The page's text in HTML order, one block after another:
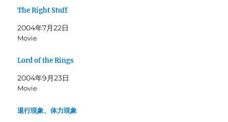
e
で
共
有
(
し
い
ィ
ン
ド
開
き
す
に
は
ク
し
く
だ
新
し
The Right Stuff
2004年7月22日
Movie
Lord of the Rings
2004年9月23日
Movie
退行現象、体力現象